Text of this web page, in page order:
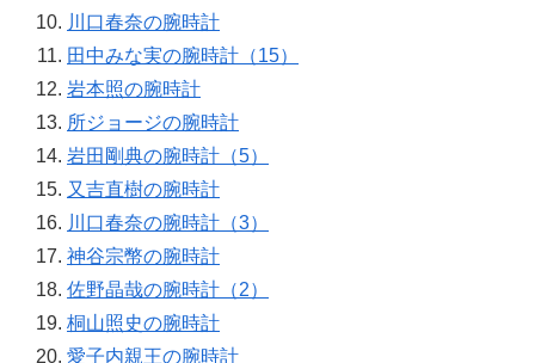
川口春奈の腕時計
田中みな実の腕時計（15）
岩本照の腕時計
所ジョージの腕時計
岩田剛典の腕時計（5）
又吉直樹の腕時計
川口春奈の腕時計（3）
神谷宗幣の腕時計
佐野晶哉の腕時計（2）
桐山照史の腕時計
愛子内親王の腕時計